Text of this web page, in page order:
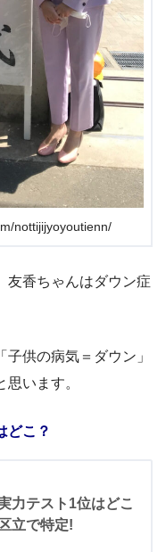
nottijijyoyoutienn/
友香ちゃんはダウン症
供の病気＝ダウン」
います。
どこ？
力テスト1位はどこ
立で特定!